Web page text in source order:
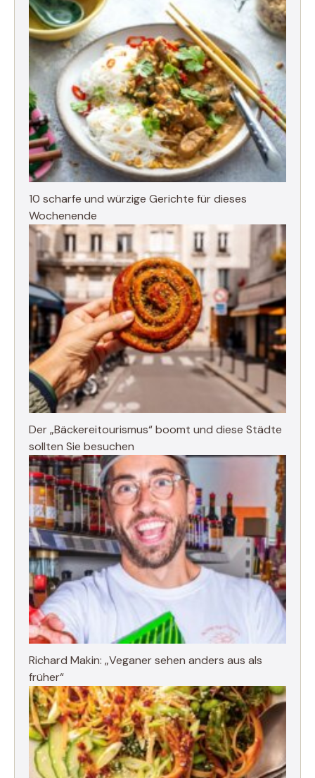
10 scharfe und würzige Gerichte für dieses
Wochenende
Der „Bäckereitourismus“ boomt und diese Städte
sollten Sie besuchen
Richard Makin: „Veganer sehen anders aus als
früher“